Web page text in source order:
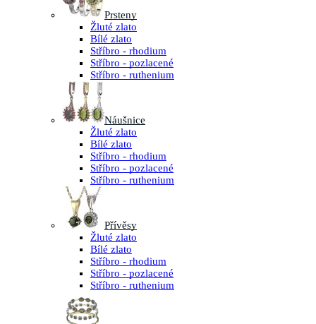
Prsteny
Žluté zlato
Bílé zlato
Stříbro - rhodium
Stříbro - pozlacené
Stříbro - ruthenium
Náušnice
Žluté zlato
Bílé zlato
Stříbro - rhodium
Stříbro - pozlacené
Stříbro - ruthenium
Přívěsy
Žluté zlato
Bílé zlato
Stříbro - rhodium
Stříbro - pozlacené
Stříbro - ruthenium